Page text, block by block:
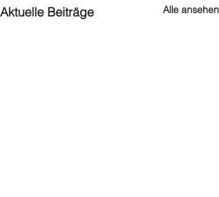
Aktuelle Beiträge Alle ansehen